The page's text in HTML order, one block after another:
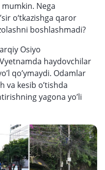
Nega
o‘tkazishga qaror
boshlashmadi?
Osiyo
haydovchilar
qo’ymaydi. Odamlar
va kesib o’tishda
yagona yo’li